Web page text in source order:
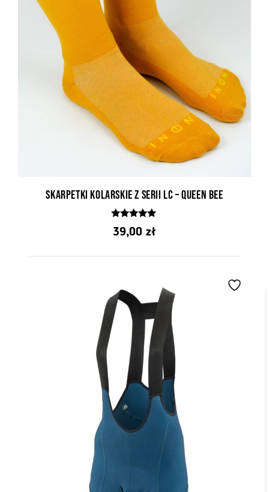
Skarpetki kolarskie z serii LC – Queen Bee
5.00
z 5
39,00 zł